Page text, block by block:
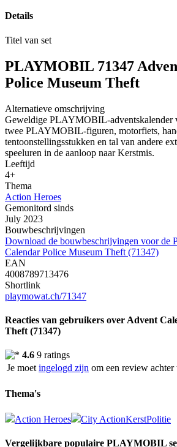
Details
Titel van set
PLAYMOBIL 71347
Police Museum Theft
Alternatieve omschrijving
Geweldige PLAYMOBIL-adventskalender
twee PLAYMOBIL-figuren, motorfiets,
tentoonstellingsstukken en tal van andere
speeluren in de aanloop naar Kerstmis.
Leeftijd
4+
Thema
Action Heroes
Gemonitord sinds
July 2023
Bouwbeschrijvingen
Download de bouwbeschrijvingen voor de
Calendar Police Museum Theft (71347)
EAN
4008789713476
Shortlink
playmowat.ch/71347
Reacties van gebruikers over Advent
Theft (71347)
4.6 9 ratings
Je moet ingelogd zijn om een review achter
Thema's
Action Heroes City ActionKerstPolitie
Vergelijkbare populaire PLAYMOBIL